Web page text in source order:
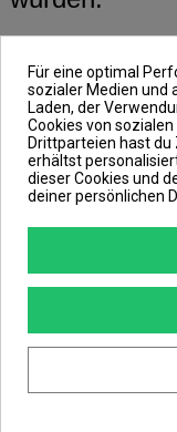
Ein
Rucksack,
Innenfach
du brauchst,
Spinnangeln
Der Ruxsak
Produkte der
langlebigen
und den
Für eine optimal
sozialer Medien und
Laden, der
Cookies von
Drittparteien hast
erhältst
dieser Cookies und
deiner persönlichen